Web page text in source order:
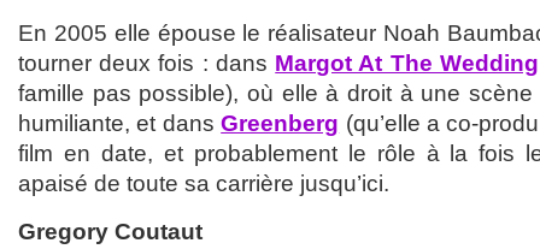
En 2005 elle épouse le réalisateur Noah
tourner deux fois : dans Margot At The Wedding
famille pas possible), où elle à droit à une scène
humiliante, et dansGreenberg (qu’elle a co-
film en date, et probablement le rôle à la fois
apaisé de toute sa carrière jusqu’ici.
Gregory Coutaut